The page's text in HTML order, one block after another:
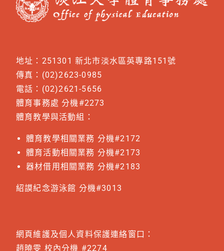
地址：251301 新北市淡水區英專路151號
傳真：(02)2623-0985
電話：(02)2621-5656
體育事務處 分機#2273
體育教學與活動組：
體育教學相關業務 分機#2172
體育活動相關業務 分機#2173
器材借用相關業務 分機#2183
紹謨紀念游泳館 分機#3013
網頁維護及個人資料保護連絡窗口：
趙曉雯 校內分機 #2274